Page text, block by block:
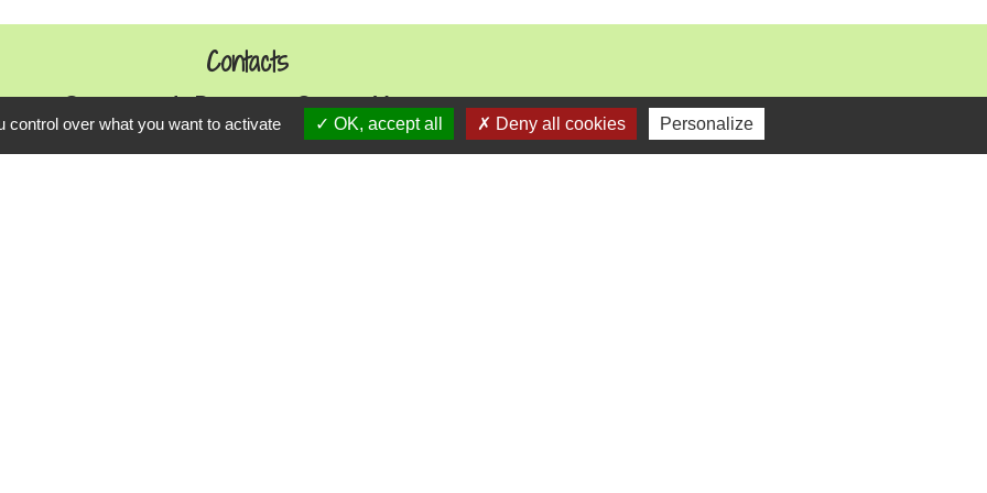
Contacts
Commune de Danne-et-Quatre-Vents
2 Rue de l'Église
over what you want to activate OK, accept all Deny all cookies Personalize